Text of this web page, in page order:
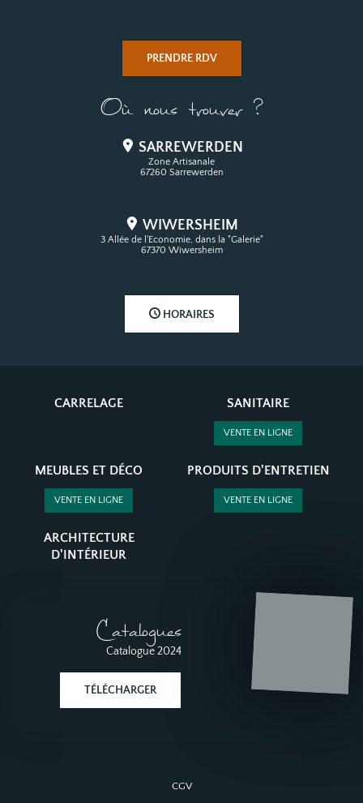
PRENDRE RDV
Où nous trouver ?
SARREWERDEN
Zone Artisanale
67260 Sarrewerden
WIWERSHEIM
3 Allée de l'Economie, dans la "Galerie"
67370 Wiwersheim
HORAIRES
CARRELAGE SANITAIRE
VENTE EN LIGNE
MEUBLES ET DÉCO
VENTE EN LIGNE
PRODUITS D'ENTRETIEN
VENTE EN LIGNE
ARCHITECTURE
D'INTÉRIEUR
Catalogues
Catalogue 2024
TÉLÉCHARGER
CGV